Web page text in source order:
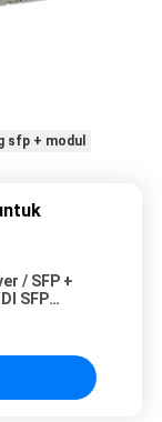
sfp + modul
/ SFP +
SFP